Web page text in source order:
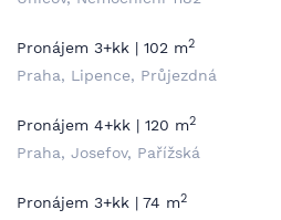
Pronájem 3+kk | 102 m2
Praha, Lipence, Průjezdná
Pronájem 4+kk | 120 m2
Praha, Josefov, Pařížská
Pronájem 3+kk | 74 m2